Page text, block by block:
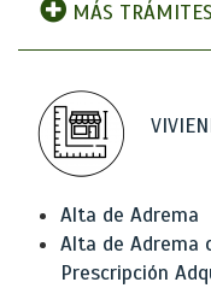
MÁS TRÁMITES
Alta de Adrema
Alta de Adrema
Prescripción